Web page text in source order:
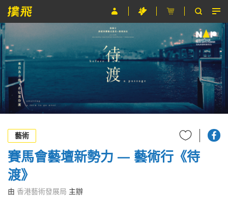
節目
主辦單位
關於撲飛
條款及細則
EN
藝術
賽馬會藝壇新勢力 — 藝術行《待
渡》
由 香港藝術發展局 主辦